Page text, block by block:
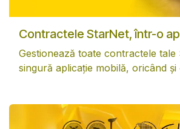
Contractele StarNet, într-o
Gestionează toate contractele
singură aplicație mobilă, oricând și